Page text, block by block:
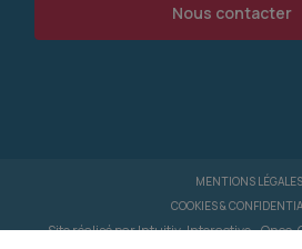
Nous contacter
MENTIONS LÉGALES
COOKIES &
Site réalisé parIntuitiv-Interactive- Onco-